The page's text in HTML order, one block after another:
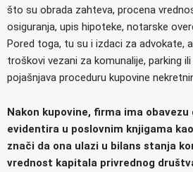
što su obrada zahteva, procena
osiguranja, upis hipoteke, notarske
Pored toga, tu su i izdaci za advokate,
troškovi vezani za komunalije, parking
pojašnjava proceduru kupovine
Nakon kupovine, firma ima
evidentira u poslovnim knjigama
znači da ona ulazi u bilans stanja
vrednost kapitala privrednog